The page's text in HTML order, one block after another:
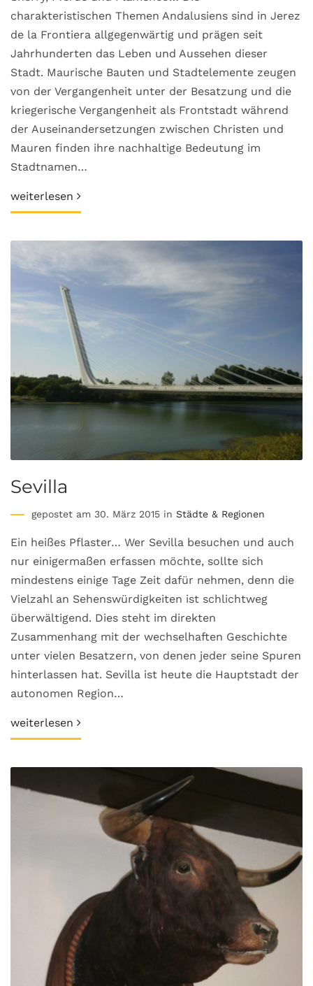
charakteristischen Themen Andalusiens sind in Jerez
de la Frontiera allgegenwärtig und prägen seit
Jahrhunderten das Leben und Aussehen dieser
Stadt. Maurische Bauten und Stadtelemente zeugen
von der Vergangenheit unter der Besatzung und die
kriegerische Vergangenheit als Frontstadt während
der Auseinandersetzungen zwischen Christen und
Mauren finden ihre nachhaltige Bedeutung im
Stadtnamen…
weiterlesen
Sevilla
gepostet am 30. März 2015 in Städte & Regionen
Ein heißes Pflaster… Wer Sevilla besuchen und auch
nur einigermaßen erfassen möchte, sollte sich
mindestens einige Tage Zeit dafür nehmen, denn die
Vielzahl an Sehenswürdigkeiten ist schlichtweg
überwältigend. Dies steht im direkten
Zusammenhang mit der wechselhaften Geschichte
unter vielen Besatzern, von denen jeder seine Spuren
hinterlassen hat. Sevilla ist heute die Hauptstadt der
autonomen Region…
weiterlesen